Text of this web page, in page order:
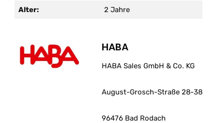
Alter: 2 Jahre
HABA
HABA Sales GmbH & Co. KG
August-Grosch-Straße 28-38
96476 Bad Rodach